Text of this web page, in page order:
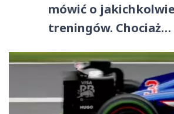
mówić o
treningów. Chociaż…